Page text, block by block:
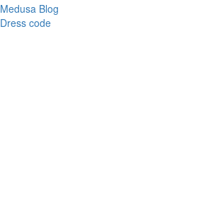
Medusa Blog
Dress code